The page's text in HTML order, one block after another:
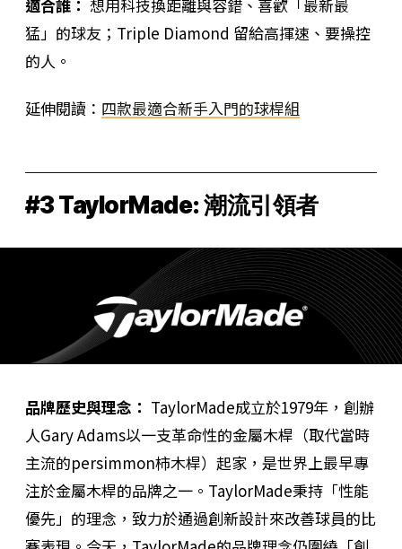
適合誰： 想用科技換距離與容錯、喜歡「最新最
猛」的球友；Triple Diamond 留給高揮速、要操控
的人。
延伸閱讀： 四款最適合新手入門的球桿組
#3 TaylorMade: 潮流引領者
品牌歷史與理念： TaylorMade成立於1979年，創辦
人Gary Adams以一支革命性的金屬木桿（取代當時
主流的persimmon柿木桿）起家，是世界上最早專
注於金屬木桿的品牌之一。TaylorMade秉持「性能
優先」的理念，致力於通過創新設計來改善球員的比